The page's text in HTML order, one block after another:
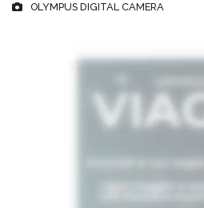
OLYMPUS DIGITAL CAMERA